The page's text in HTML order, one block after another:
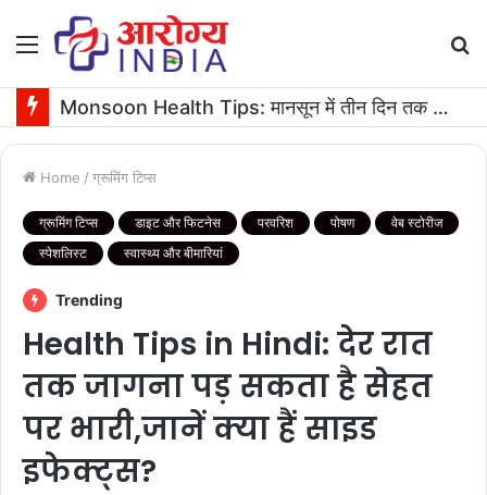
Menu
Monsoon Health Tips: मानसून में तीन दिन तक बुखार रहने पर कराएं ये जरूरी टेस्ट
Home / ग्रूमिंग टिप्स
ग्रूमिंग टिप्स डाइट और फिटनेस परवरिश पोषण
वेब स्टोरीज
स्पेशलिस्ट
स्वास्थ्य और बीमारियां
Trending
Health Tips in Hindi: देर रात
तक जागना पड़ सकता है सेहत
पर भारी,जानें क्या हैं साइड
इफेक्ट्स?